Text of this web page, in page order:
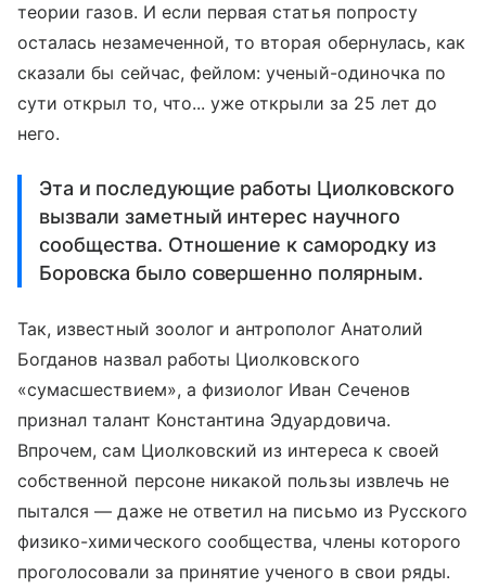
теории газов. И если первая статья попросту
осталась незамеченной, то вторая обернулась, как
сказали бы сейчас, фейлом: ученый-одиночка по
сути открыл то, что... уже открыли за 25 лет до
него.
Эта и последующие работы Циолковского
вызвали заметный интерес научного
сообщества. Отношение к самородку из
Боровска было совершенно полярным.
Так, известный зоолог и антрополог Анатолий
Богданов назвал работы Циолковского
«сумасшествием», а физиолог Иван Сеченов
признал талант Константина Эдуардовича.
Впрочем, сам Циолковский из интереса к своей
собственной персоне никакой пользы извлечь не
пытался — даже не ответил на письмо из Русского
физико-химического сообщества, члены которого
проголосовали за принятие ученого в свои ряды.